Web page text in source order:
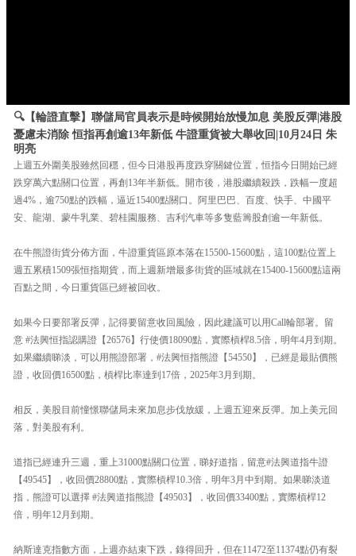
🔍【輪證直擊】聯儲局官員表示是時候開始放慢加息 美股反彈|港股
憂慮未消除 恒指再創逾13年新低 牛證重貨被大舉收回|10月24日 朱
明亮
上週五外圍美股雖然回穩，但今日港股再度跌穿關鍵位置，恒指今日開始已經
跌穿萬六點關口位置，再創13年半新低。開市後，港股繼續殺跌，跌幅一度超
過4%，逾750點的跌幅，逼近15400點關口。阿里巴巴、百度、快手、中國平
安、龍湖、蒙牛乳業、碧桂園服務、吉利汽車等多隻藍籌股創逾一年新低。
在牛熊證街貨分佈方面，牛證重貨區原本落在15500-15600點，這100點位置上
週五累積1509張恒指期貨，而上週新增最多街貨的區域就在15400-15600點這兩
百點之間，今日重貨區已經被回收。
如果今日要部署反彈，記得要留意收回風險，因此建議可以用Call輪部署。留
意 #法興恒指認購證【26576】行使價18090點，實際槓桿8.5倍，明年4月到期。
如果繼續睇淡，可以用熊證部署，#法興恒指熊證【54550】，已經是最貼價熊
證，收回價16500點，槓桿比率達到17倍，2025年3月到期。
相反，美股目前憧憬聯儲局未來加息步伐放緩，上週五迎來反彈。加上美元回
落，對美股有利。
道指已經連升三週，重上31000點關口位置，睇好道指，留意#法興道指牛證
【49545】，收回價28800點，實際槓桿10.3倍，明年3月中到期。如果睇淡道
指，熊證可以選擇 #法興道指熊證【49503】，收回價33400點，實際槓桿12
倍，明年12月到期。
納斯達克指數方面，上週亦結束下跌，錄得回升，但在11472至11374點仍有裂